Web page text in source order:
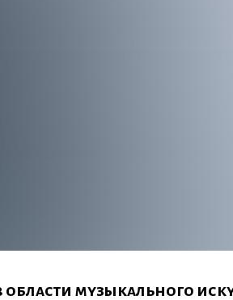
музыкального